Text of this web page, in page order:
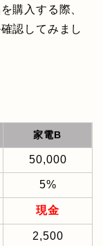
購入する際、
認してみまし
家電B
50,000
5%
現金
2,500